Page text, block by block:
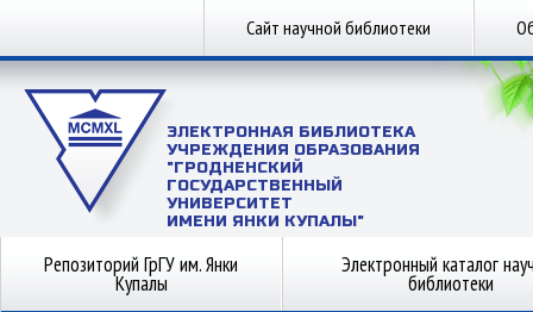
Сайт научной библиотеки
ЭЛЕКТРОННАЯ БИБЛИОТЕКА
УЧРЕЖДЕНИЯ ОБРАЗОВАНИЯ
"ГРОДНЕНСКИЙ
ГОСУДАРСТВЕННЫЙ
УНИВЕРСИТЕТ
ИМЕНИ ЯНКИ КУПАЛЫ"
Репозиторий ГрГУ им. Янки
Купалы
Электронный каталог
библиотеки